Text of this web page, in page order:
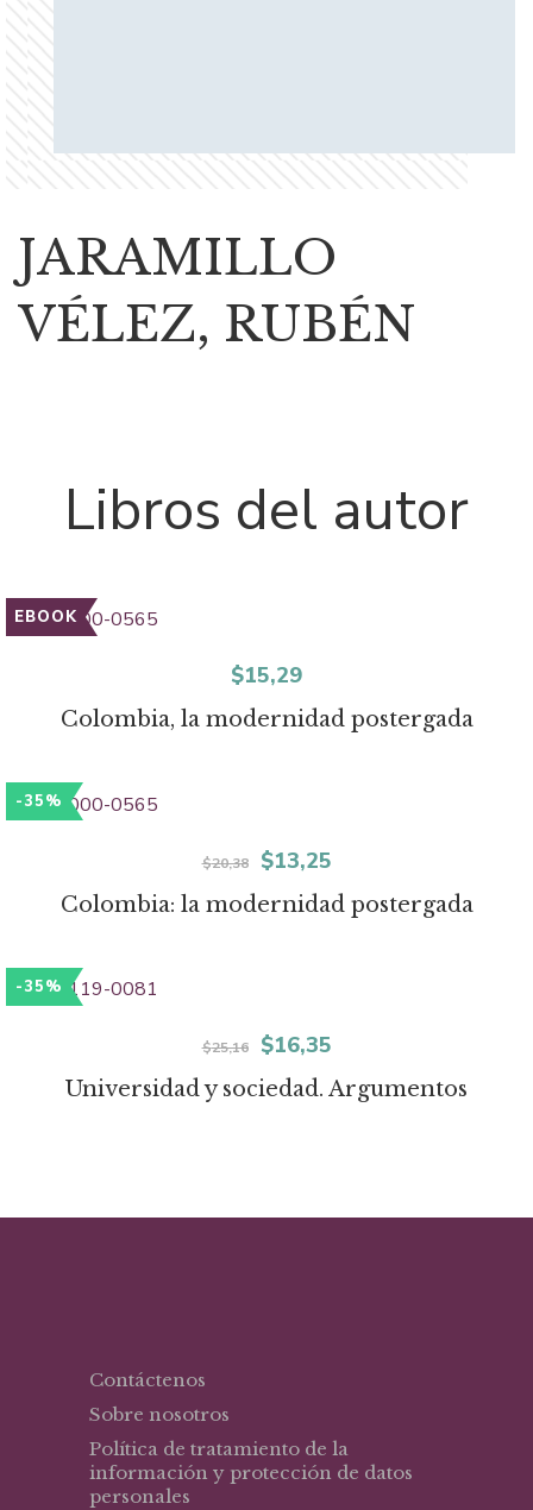
JARAMILLO
VÉLEZ, RUBÉN
Libros del autor
EBOOK
Colombia, la modernidad postergada
$15,29
-35%
Colombia: la modernidad postergada
$20,38
El
precio
$20,38.
$13,25El
precio
-35%
Universidad y sociedad. Argumentos
$25,16
El
precio
$25,16.
$16,35El
precio
$16,35.
Contáctenos
Sobre nosotros
Política de tratamiento de la
información y protección de datos
personales